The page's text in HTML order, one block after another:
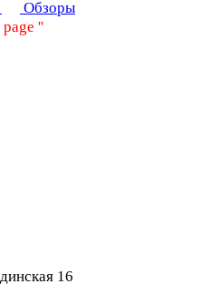
Обзоры
''
16